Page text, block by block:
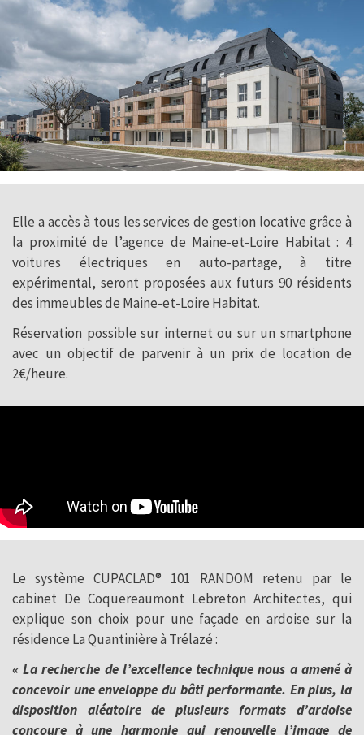
Elle a accès à tous les services de gestion locative grâce à
la proximité de l’agence de Maine-et-Loire Habitat : 4
voitures électriques en auto-partage, à titre
expérimental, seront proposées aux futurs 90 résidents
des immeubles de Maine-et-Loire Habitat.
Réservation possible sur internet ou sur un smartphone
avec un objectif de parvenir à un prix de location de
2€/heure.
Le système CUPACLAD® 101 RANDOM retenu par le
cabinet De Coquereaumont Lebreton Architectes, qui
explique son choix pour une façade en ardoise sur la
résidence La Quantinière à Trélazé :
« La recherche de l’excellence technique nous a amené à
concevoir une enveloppe du bâti performante. En plus, la
disposition aléatoire de plusieurs formats d’ardoise
concoure à une harmonie qui renouvelle l’image de